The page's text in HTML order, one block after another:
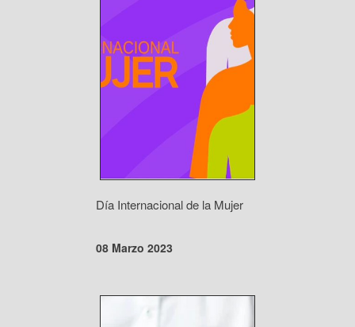
Día Internacional de la Mujer
08 Marzo 2023